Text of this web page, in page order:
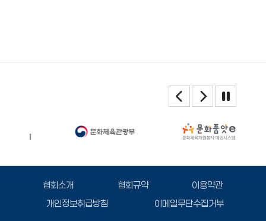
협회소개 협회규약
이용약관
개인정보취급방침
이메일무단수집거부